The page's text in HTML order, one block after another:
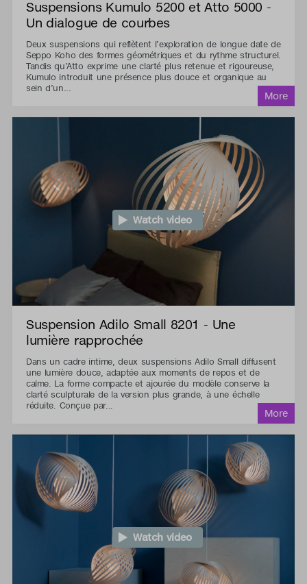
Suspensions Kumulo 5200 et Atto 5000 -
Un dialogue de courbes
Deux suspensions qui reflètent l’exploration de longue date de
Seppo Koho des formes géométriques et du rythme structurel.
Tandis qu’Atto exprime une clarté plus retenue et rigoureuse,
Kumulo introduit une présence plus douce et organique au
sein d’un...
Watch video
Suspension Adilo Small 8201 - Une
lumière rapprochée
Dans un cadre intime, deux suspensions Adilo Small diffusent
une lumière douce, adaptée aux moments de repos et de
calme. La forme compacte et ajourée du modèle conserve la
clarté sculpturale de la version plus grande, à une échelle
réduite. Conçue par...
Watch video